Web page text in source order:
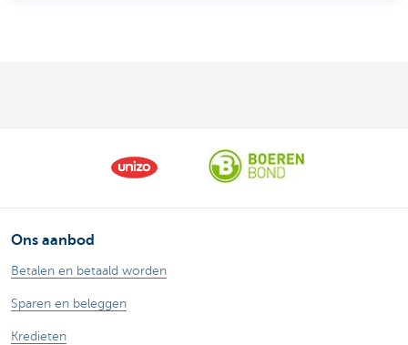
Ons aanbod
Betalen en betaald worden
Sparen en beleggen
Kredieten